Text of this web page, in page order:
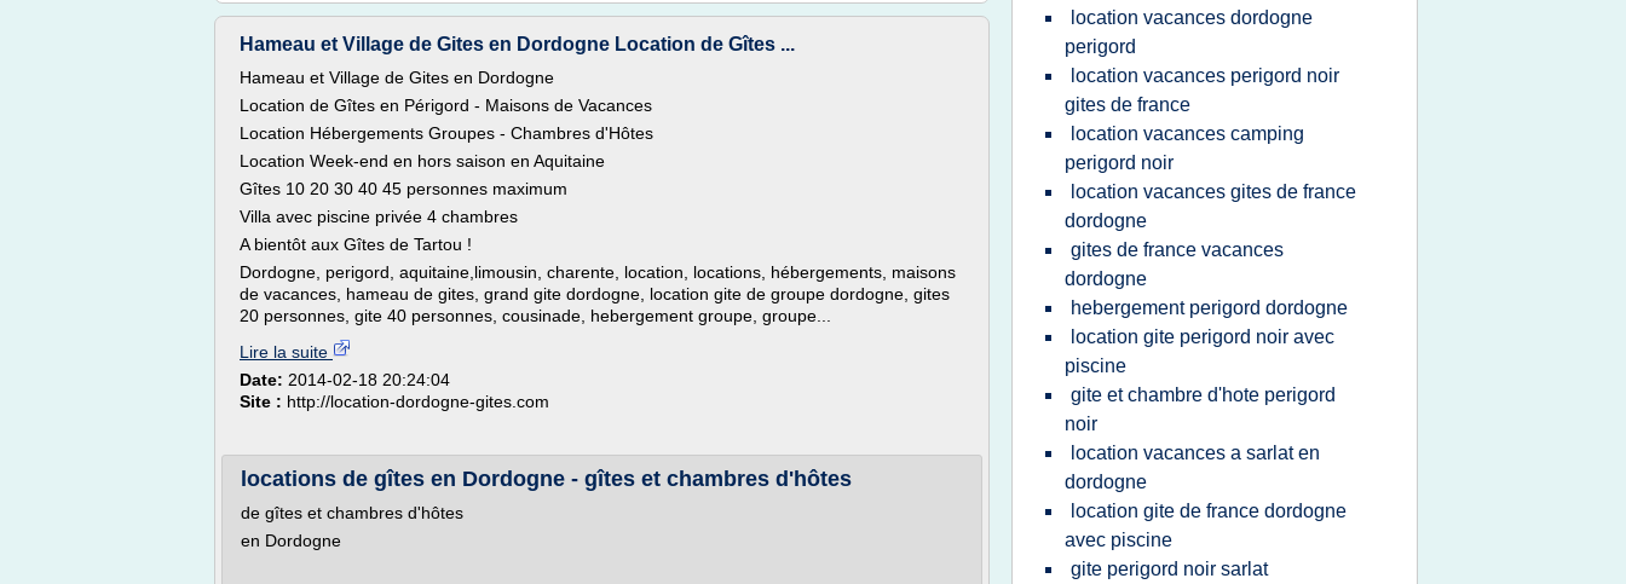
Hameau et Village de Gites en Dordogne Location de Gîtes ...
Hameau et Village de Gites en Dordogne
Location de Gîtes en Périgord - Maisons de Vacances
Location Hébergements Groupes - Chambres d'Hôtes
Location Week-end en hors saison en Aquitaine
Gîtes 10 20 30 40 45 personnes maximum
Villa avec piscine privée 4 chambres
A bientôt aux Gîtes de Tartou !
Dordogne, perigord, aquitaine,limousin, charente, location, locations, hébergements, maisons
de vacances, hameau de gites, grand gite dordogne, location gite de groupe dordogne, gites
20 personnes, gite 40 personnes, cousinade, hebergement groupe, groupe...
Lire la suite
Date: 2014-02-18 20:24:04
Site : http://location-dordogne-gites.com
locations de gîtes en Dordogne - gîtes et chambres d'hôtes
de gîtes et chambres d'hôtes
en Dordogne
location vacances dordogne
perigord
location vacances perigord noir
gites de france
location vacances camping
perigord noir
location vacances gites de france
dordogne
gites de france vacances
dordogne
hebergement perigord dordogne
location gite perigord noir avec
piscine
gite et chambre d'hote perigord
noir
location vacances a sarlat en
dordogne
location gite de france dordogne
avec piscine
gite perigord noir sarlat